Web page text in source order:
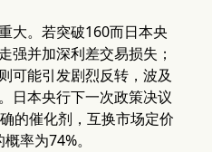
大。若突破160而日本央
强并加深利差交易损失；
可能引发剧烈反转，波及
日本央行下一次政策决议
的催化剂，互换市场定价
率为74%。